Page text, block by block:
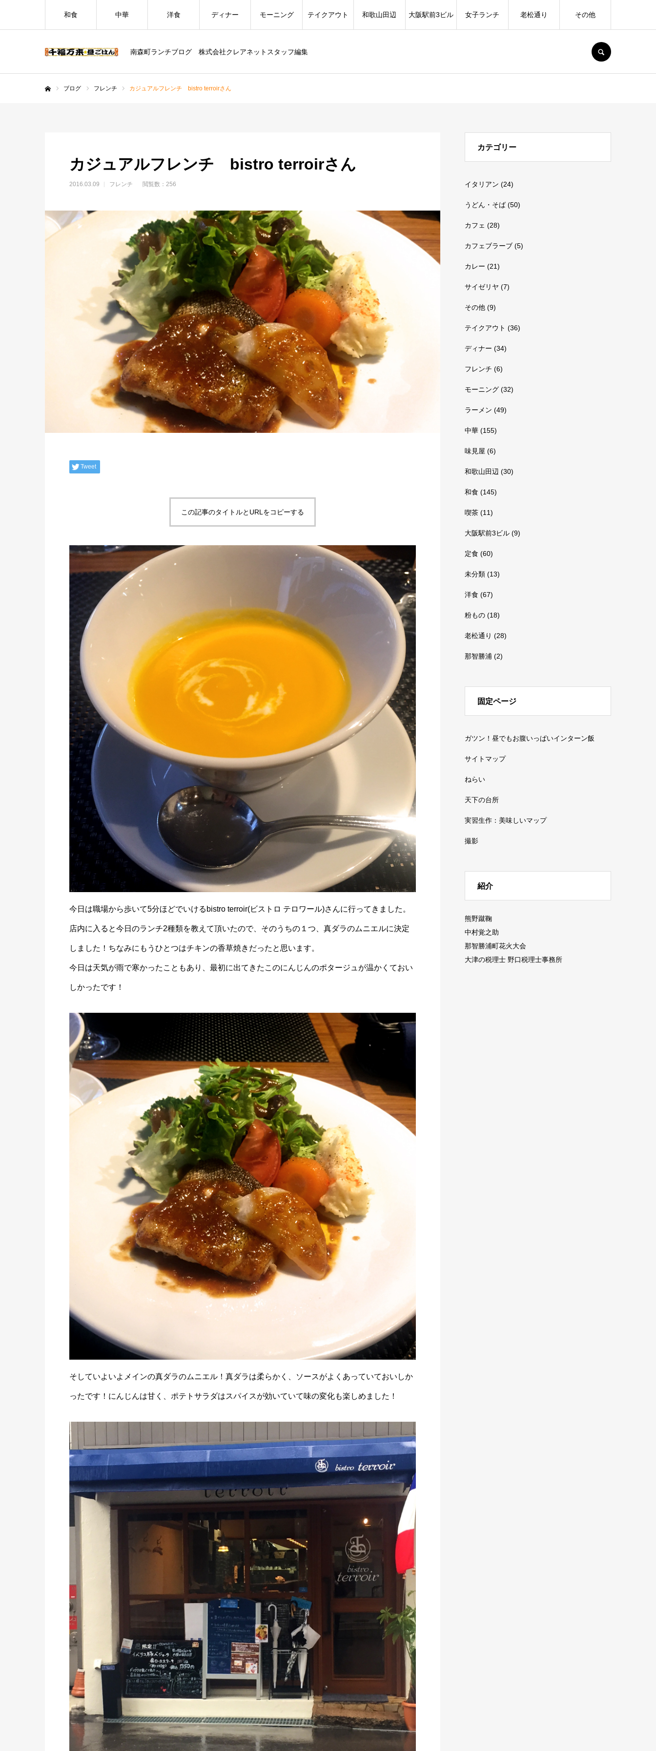
南森町ランチブログ 株式会社クレアネットスタッフ編集
和食 中華 洋食 ディナー モーニング テイクアウト 和歌山田辺 大阪駅前3ビル 女子ランチ 老松通り その他
ブログ フレンチ カジュアルフレンチ bistro terroirさん
カジュアルフレンチ bistro terroirさん
2016.03.09 フレンチ 閲覧数：256
Tweet
この記事のタイトルとURLをコピーする
今日は職場から歩いて5分ほどでいけるbistro terroir(ビストロ テロワール)さんに行ってきました。
店内に入ると今日のランチ2種類を教えて頂いたので、そのうちの１つ、真ダラのムニエルに決定
しました！ちなみにもうひとつはチキンの香草焼きだったと思います。
今日は天気が雨で寒かったこともあり、最初に出てきたこのにんじんのポタージュが温かくておい
しかったです！
そしていよいよメインの真ダラのムニエル！真ダラは柔らかく、ソースがよくあっていておいしか
ったです！にんじんは甘く、ポテトサラダはスパイスが効いていて味の変化も楽しめました！
カテゴリー
イタリアン (24)
うどん・そば(50)
カフェ (28)
カフェブラーブ (5)
カレー (21)
サイゼリヤ (7)
その他 (9)
テイクアウト (36)
ディナー (34)
フレンチ (6)
モーニング (32)
ラーメン (49)
中華 (155)
味見屋 (6)
和歌山田辺 (30)
和食 (145)
喫茶 (11)
大阪駅前3ビル (9)
定食 (60)
未分類 (13)
洋食 (67)
粉もの (18)
老松通り (28)
那智勝浦 (2)
固定ページ
ガツン！昼でもお腹いっぱいインターン飯
サイトマップ
ねらい
天下の台所
実習生作：美味しいマップ
撮影
紹介
熊野蹴鞠
中村覚之助
那智勝浦町花火大会
大津の税理士 野口税理士事務所